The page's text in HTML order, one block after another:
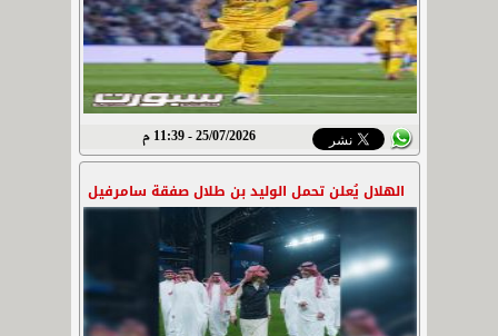
25/07/2026 - 11:39 م
الهلال يُعلن تحمل الوليد بن طلال صفقة سامرفيل